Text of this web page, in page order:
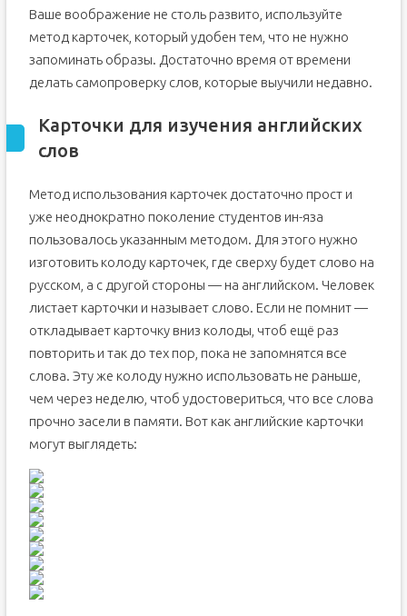
Ваше воображение не столь развито, используйте
метод карточек, который удобен тем, что не нужно
запоминать образы. Достаточно время от времени
делать самопроверку слов, которые выучили недавно.
Карточки для изучения английских
слов
Метод использования карточек достаточно прост и
уже неоднократно поколение студентов ин-яза
пользовалось указанным методом. Для этого нужно
изготовить колоду карточек, где сверху будет слово на
русском, а с другой стороны — на английском. Человек
листает карточки и называет слово. Если не помнит —
откладывает карточку вниз колоды, чтоб ещё раз
повторить и так до тех пор, пока не запомнятся все
слова. Эту же колоду нужно использовать не раньше,
чем через неделю, чтоб удостовериться, что все слова
прочно засели в памяти. Вот как английские карточки
могут выглядеть: